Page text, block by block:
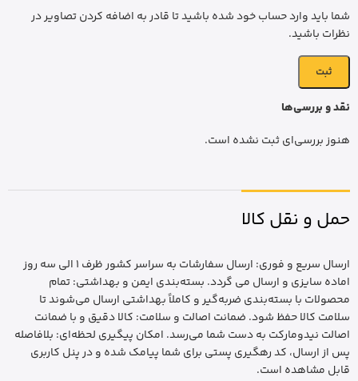
نقد و بررسی‌ها
هنوز بررسی‌ای ثبت نشده است.
شما باید وارد حساب خود شده باشید تا قادر به اضافه کردن تصاویر در
نظرات باشید.
حمل و نقل کالا
ارسال سریع و فوری: ارسال سفارشات به سراسر کشور ظرف 1 الی سه روز
اماده سایزی و ارسال می گردد. بسته‌بندی ایمن و بهداشتی: تمام
محصولات با بسته‌بندی ضربه‌گیر و کاملاً بهداشتی ارسال می‌شوند تا
سلامت کالا حفظ شود. ضمانت اصالت و سلامت: کالا دقیق و با ضمانت
اصالت نیدومارکت به دست شما می‌رسد. امکان پیگیری لحظه‌ای: بلافاصله
پس از ارسال، کد رهگیری پستی برای شما پیامک شده و در پنل کاربری
قابل مشاهده است.